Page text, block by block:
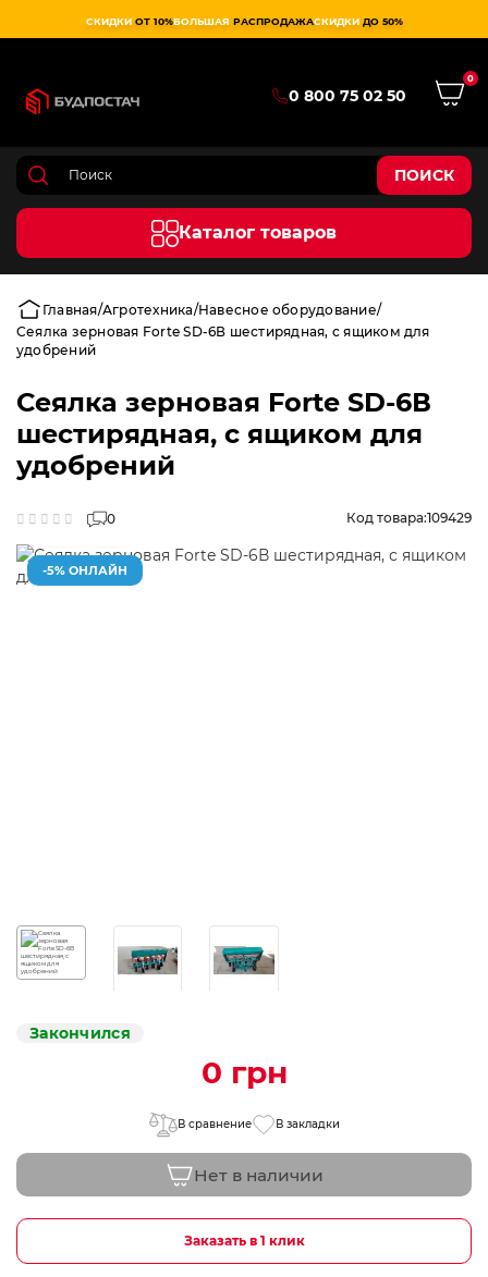
СКИДКИ ОТ 10%БОЛЬШАЯ РАСПРОДАЖАСКИДКИ ДО 50%
0 800 75 02 50
0
ПОИСК
Каталог товаров
Главная Агротехника Навесное оборудование
Сеялка зерновая Forte SD-6В шестирядная, с ящиком для
удобрений
Сеялка зерновая Forte SD-6В
шестирядная, с ящиком для
удобрений
0 Код товара:109429
-5% ОНЛАЙН
Закончился
0 грн
В сравнение В закладки
Нет в наличии
Заказать в 1 клик